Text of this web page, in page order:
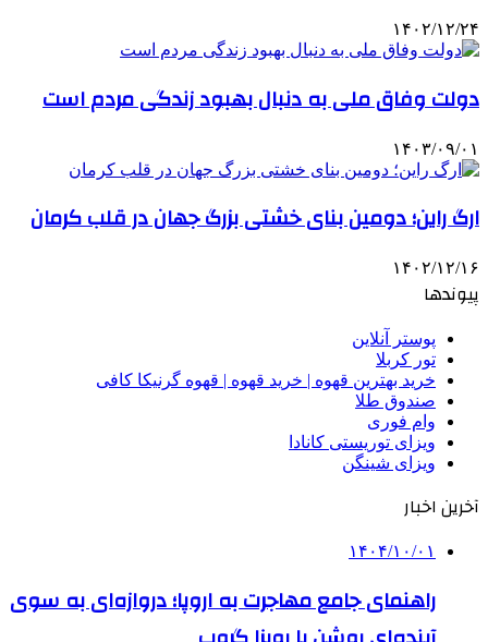
۱۴۰۲/۱۲/۲۴
دولت وفاق ملی به دنبال بهبود زندگی مردم است
۱۴۰۳/۰۹/۰۱
ارگ راین؛ دومین بنای خشتی بزرگ جهان در قلب کرمان
۱۴۰۲/۱۲/۱۶
پیوندها
پوستر آنلاین
تور کربلا
خرید بهترین قهوه | خرید قهوه | قهوه گرنیکا کافی
صندوق طلا
وام فوری
ویزای توریستی کانادا
ویزای شینگن
آخرین اخبار
۱۴۰۴/۱۰/۰۱
راهنمای جامع مهاجرت به اروپا؛ دروازه‌ای به سوی